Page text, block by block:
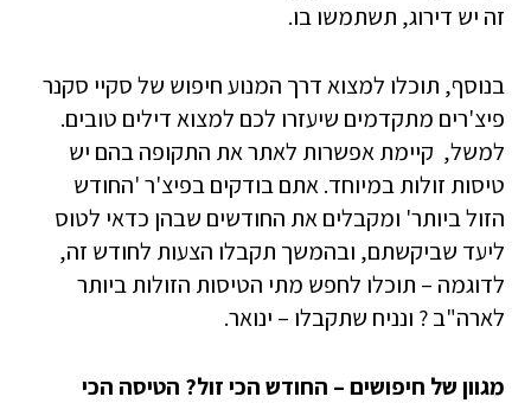
זה יש דירוג, תשתמשו בו.
בנוסף, תוכלו למצוא דרך המנוע חיפוש של סקיי סקנר
פיצ'רים מתקדמים שיעזרו לכם למצוא דילים טובים.
למשל, קיימת אפשרות לאתר את התקופה בהם יש
טיסות זולות במיוחד. אתם בודקים בפיצ'ר 'החודש
הזול ביותר' ומקבלים את החודשים שבהן כדאי לטוס
ליעד שביקשתם, ובהמשך תקבלו הצעות לחודש זה,
לדוגמה – תוכלו לחפש מתי הטיסות הזולות ביותר
לארה"ב ? ונניח שתקבלו – ינואר.
מגוון של חיפושים – החודש הכי זול? הטיסה הכי